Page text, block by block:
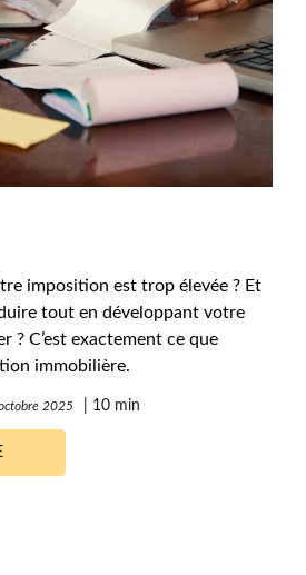
imposition est trop élevée ? Et
tout en développant votre
? C’est exactement ce que
immobilière.
2025 10 min